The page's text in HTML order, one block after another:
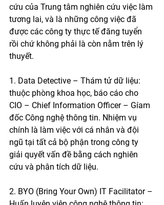
cứu của Trung tâm nghiên cứu việc làm
tương lai, và là những công việc đã
được các công ty thực tế đăng tuyển
rồi chứ không phải là còn nằm trên lý
thuyết.
1. Data Detective – Thám tử dữ liệu:
thuộc phòng khoa học, báo cáo cho
CIO – Chief Information Officer – Gíam
đốc Công nghệ thông tin. Nhiệm vụ
chính là làm việc với cá nhân và đội
ngũ tại tất cả bộ phận trong công ty
giải quyết vấn đề bằng cách nghiên
cứu và phân tích dữ liệu.
2. BYO (Bring Your Own) IT Facilitator –